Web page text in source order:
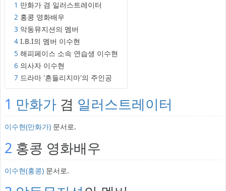
1 만화가 겸 일러스트레이터
2 홍콩 영화배우
3 악동뮤지션의 멤버
4 I.B.I의 멤버 이수현
5 해피페이스 소속 연습생 이수현
6 의사자 이수현
7 드라마 '흔들리지마'의 주인공
1 만화가겸 일러스트레이터
이수현(만화가)문서로.
2 홍콩 영화배우
이수현(홍콩)문서로.